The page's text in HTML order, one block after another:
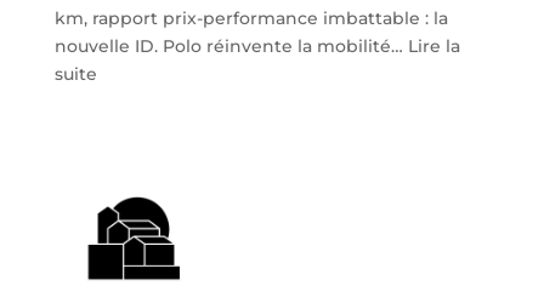
km, rapport prix-performance imbattable : la
nouvelle ID. Polo réinvente la mobilité… Lire la
suite:
la
nouvelle
citadine